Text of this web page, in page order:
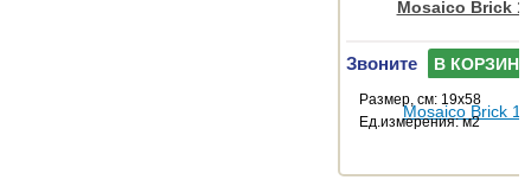
Mosaico Brick
Звоните В КОРЗИНУ
Размер, см: 19x58
Ед.измерения: м2